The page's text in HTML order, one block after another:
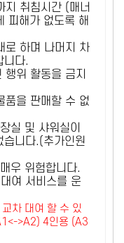
취침시간 (매너
피해가 없도록 해
로 하며 나머지 차
니다.
위 활동을 금지
품을 판매할 수 없
실 및 샤워실이
습니다.(추가인원
우 위험합니다.
여 서비스를 운
차 대여 할 수 있
>A2) 4인용 (A3